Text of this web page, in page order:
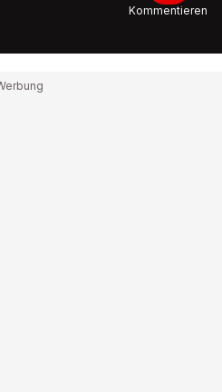
Kommentieren